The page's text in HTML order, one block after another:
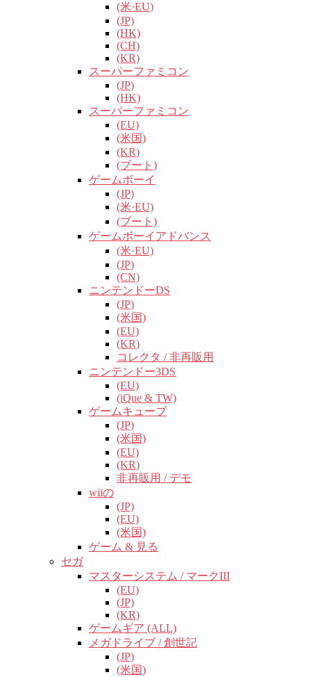
(米·EU)
(JP)
(HK)
(CH)
(KR)
スーパーファミコン
(JP)
(HK)
スーパーファミコン
(EU)
(米国)
(KR)
(ブート)
ゲームボーイ
(JP)
(米·EU)
(ブート)
ゲームボーイアドバンス
(米·EU)
(JP)
(CN)
ニンテンドーDS
(JP)
(米国)
(EU)
(KR)
コレクタ / 非再販用
ニンテンドー3DS
(EU)
(iQue & TW)
ゲームキューブ
(JP)
(米国)
(EU)
(KR)
非再販用 / デモ
wiiの
(JP)
(EU)
(米国)
ゲーム & 見る
セガ
マスターシステム / マークIII
(EU)
(JP)
(KR)
ゲームギア (ALL)
メガドライブ / 創世記
(JP)
(米国)